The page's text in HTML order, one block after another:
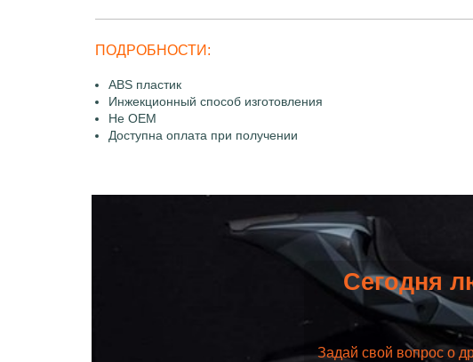
ПОДРОБНОСТИ:
ABS пластик
Инжекционный способ изготовления
Не OEM
Доступна оплата при получении
Сегодня
Задай свой вопрос о